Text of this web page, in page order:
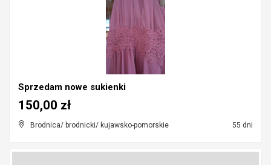
Sprzedam nowe sukienki
Brodnica/ brodnicki/ kujawsko-pomorskie 55 dni
150,00 zł